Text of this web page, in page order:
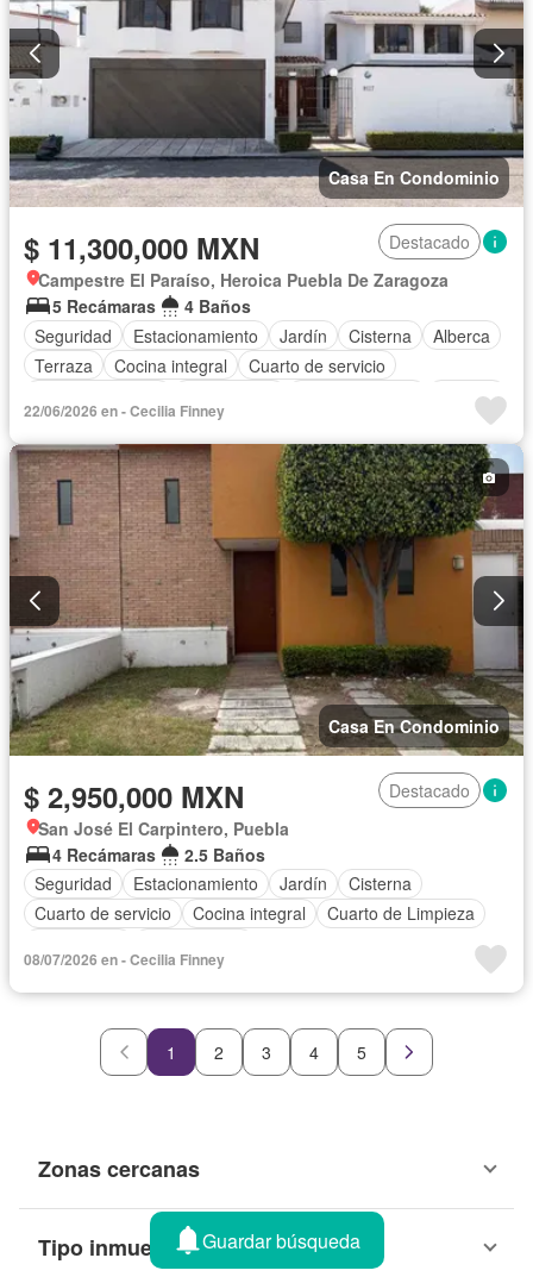
Casa En Condominio
$ 11,300,000 MXN
Destacado
Campestre El Paraíso, Heroica Puebla De Zaragoza
5 Recámaras
4 Baños
Seguridad
Estacionamiento Jardín Cisterna
Alberca
Terraza
Cocina integral
Cuarto de servicio
Bodega
Electricidad
Agua Cuarto de Limpieza
Cancha de tenis
Caseta de vigilancia
Despacho
Permite mascotas
Sin amueblar
22/06/2026 en - Cecilia Finney
Casa En Condominio
$ 2,950,000 MXN
Destacado
San José El Carpintero, Puebla
4 Recámaras
2.5 Baños
Seguridad
Estacionamiento Jardín
Cisterna
Cuarto de servicio
Cocina integral
Cuarto de Limpieza
08/07/2026 en - Cecilia Finney
1 2 3 4 5
Zonas cercanas
Tipo inmueble Guardar búsqueda